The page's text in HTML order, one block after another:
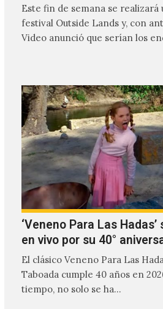
Este fin de semana se
festival Outside Lands y, con
Video anunció que serían los
‘Veneno Para Las
en vivo por su 40°
El clásico Veneno Para Las
Taboada cumple 40 años en
tiempo, no solo se ha…